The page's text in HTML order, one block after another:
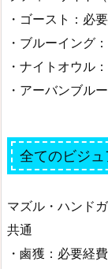
・ゴースト：必
・ブルーイング
・ナイトオウル
・アーバンブル
全てのビジ
マズル・ハンド
共通
・鹵獲：必要経